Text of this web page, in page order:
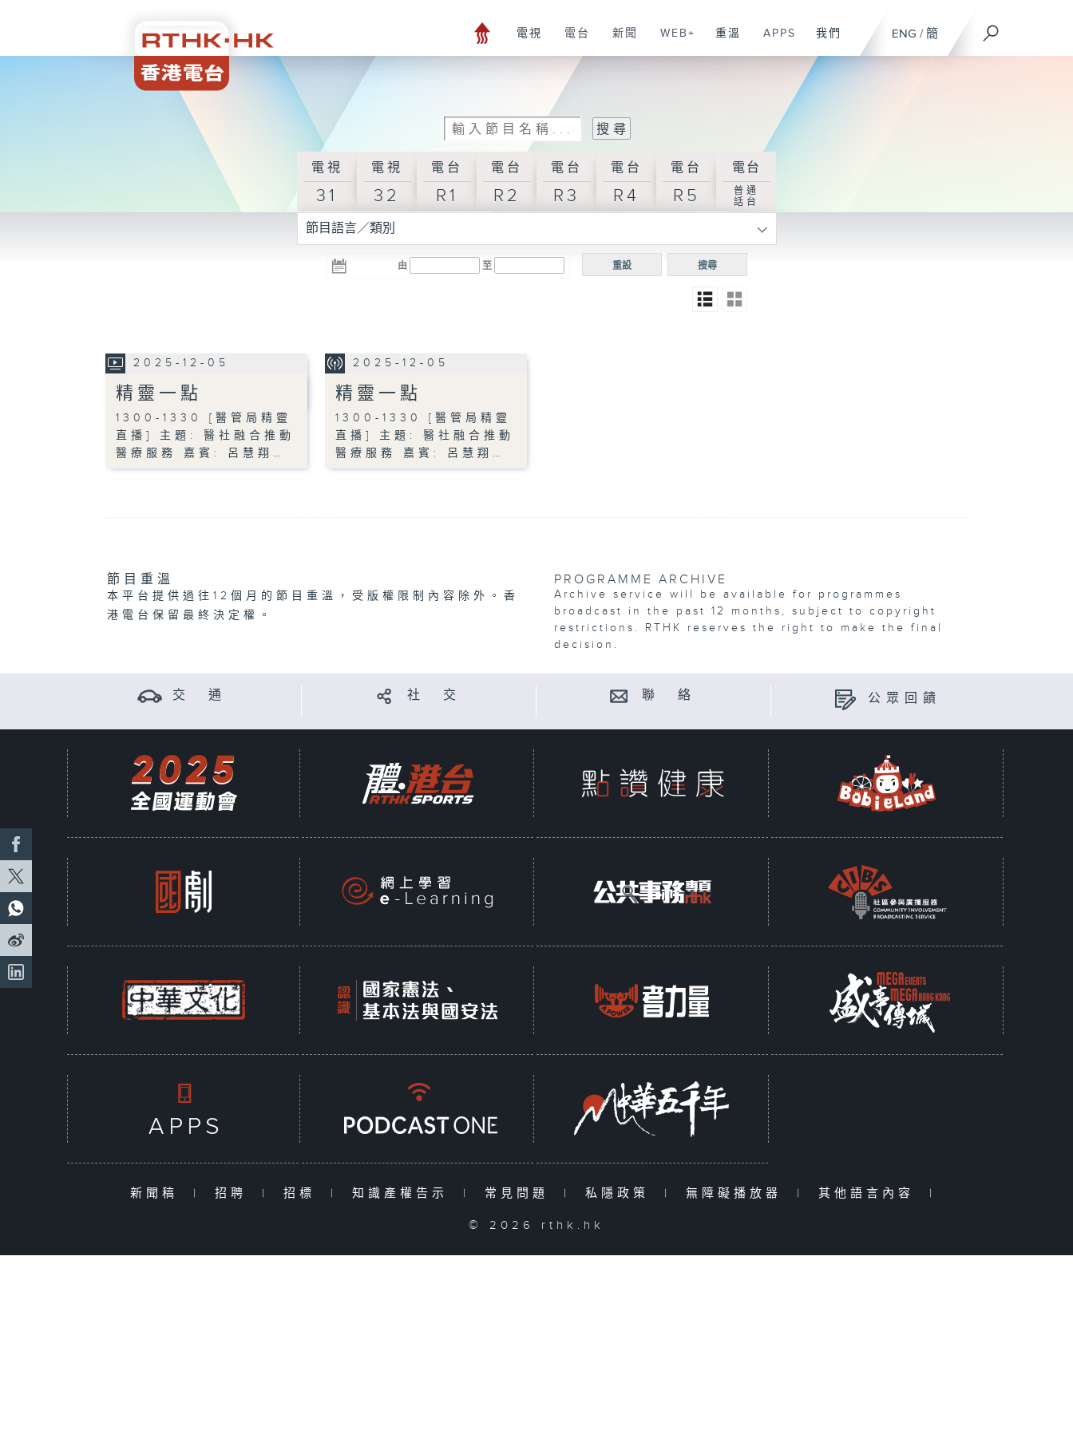
ENG / 簡
電視 電台 新聞 WEB+ 重溫 APPS 我們
電視
31
電視
32
電台
R1
電台
R2
電台
R3
電台
R4
電台
R5
電台
普通
話台
節目語言／類別
由 至 搜尋
重設
2025-12-05
精靈一點
1300-1330 [醫管局精靈
直播] 主題: 醫社融合推動
醫療服務 嘉賓: 呂慧翔…
2025-12-05
精靈一點
1300-1330 [醫管局精靈
直播] 主題: 醫社融合推動
醫療服務 嘉賓: 呂慧翔…
節目重溫
本平台提供過往12個月的節目重溫，受版權限制內容除外。香
港電台保留最終決定權。
PROGRAMME ARCHIVE
Archive service will be available for programmes
broadcast in the past 12 months, subject to copyright
restrictions. RTHK reserves the right to make the final
decision.
交 通 社 交 聯 絡 公眾回饋
新聞稿 | 招聘 | 招標 | 知識產權告示 | 常見問題 | 私隱政策 | 無障礙播放器 | 其他語言內容 |
© 2026 rthk.hk